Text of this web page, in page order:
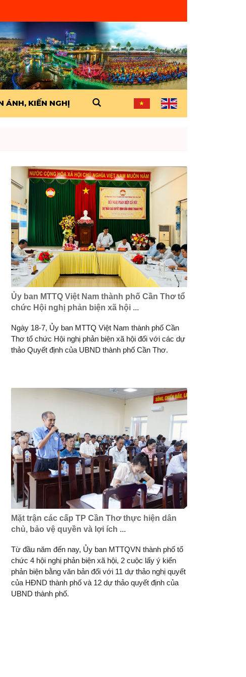
ÁNH, KIẾN NGHỊ
Ủy ban MTTQ Việt Nam thành phố Cần Thơ tổ
chức Hội nghị phản biện xã hội ...
Ngày 18-7, Ủy ban MTTQ Việt Nam thành phố Cần
Thơ tổ chức Hội nghị phản biện xã hội đối với các dự
thảo Quyết định của UBND thành phố Cần Thơ.
Mặt trận các cấp TP Cần Thơ thực hiện dân
chủ, bảo vệ quyền và lợi ích ...
Từ đầu năm đến nay, Ủy ban MTTQVN thành phố tổ
chức 4 hội nghị phản biện xã hội, 2 cuộc lấy ý kiến
phản biện bằng văn bản đối với 11 dự thảo nghị quyết
của HĐND thành phố và 12 dự thảo quyết định của
UBND thành phố.